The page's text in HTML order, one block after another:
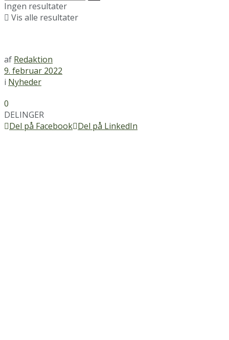
Ingen resultater
Vis alle resultater
af Redaktion
9. februar 2022
i Nyheder
0
DELINGER
Del på Facebook Del på LinkedIn